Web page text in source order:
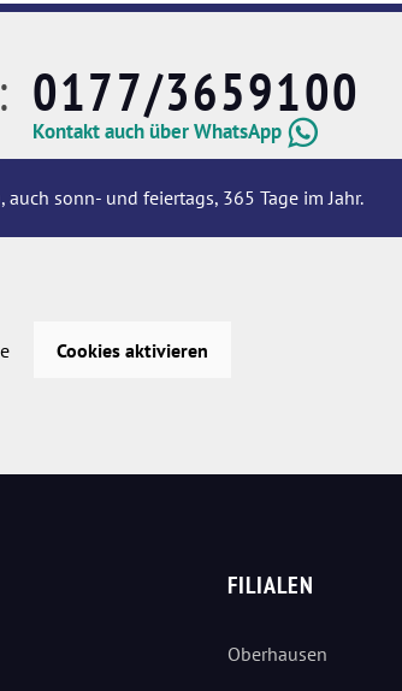
0177/3659100
Kontakt auch über WhatsApp
sonn- und feiertags, 365 Tage im Jahr.
Cookies aktivieren
FILIALEN
Oberhausen